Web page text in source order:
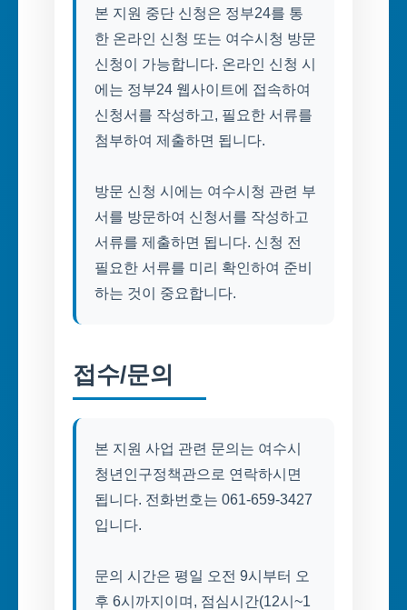
본 지원 중단 신청은 정부24를 통
한 온라인 신청 또는 여수시청 방문
신청이 가능합니다. 온라인 신청 시
에는 정부24 웹사이트에 접속하여
신청서를 작성하고, 필요한 서류를
첨부하여 제출하면 됩니다.
방문 신청 시에는 여수시청 관련 부
서를 방문하여 신청서를 작성하고
서류를 제출하면 됩니다. 신청 전
필요한 서류를 미리 확인하여 준비
하는 것이 중요합니다.
접수/문의
본 지원 사업 관련 문의는 여수시
청년인구정책관으로 연락하시면
됩니다. 전화번호는 061-659-3427
입니다.
문의 시간은 평일 오전 9시부터 오
후 6시까지이며, 점심시간(12시~1